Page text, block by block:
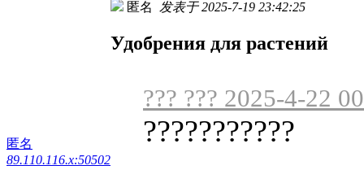
匿名
89.110.116.x:50502
匿名 发表于 2025-7-19 23:42:25
Удобрения для растений
??? ??? 2025-4-22
???????????